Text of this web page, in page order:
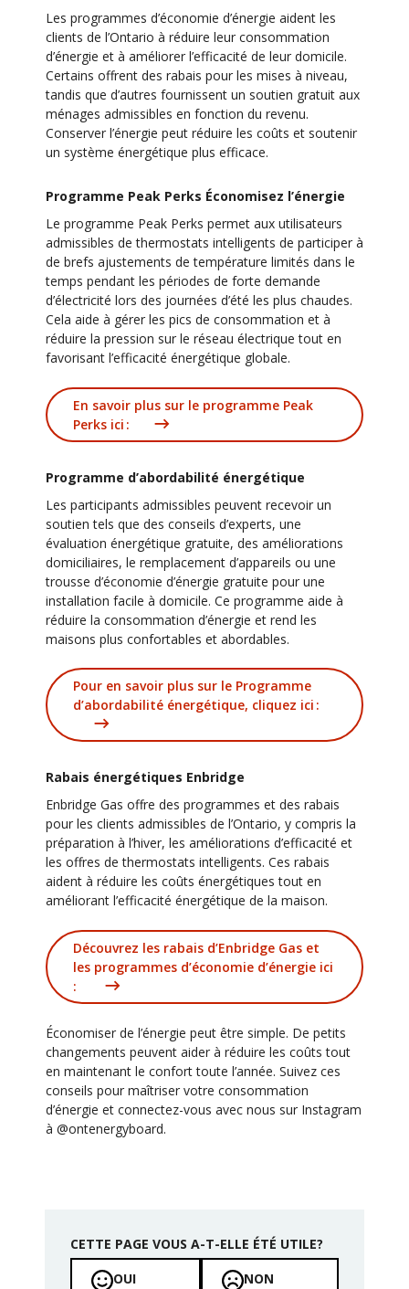
Les programmes d’économie d’énergie aident les
clients de l’Ontario à réduire leur consommation
d’énergie et à améliorer l’efficacité de leur domicile.
Certains offrent des rabais pour les mises à niveau,
tandis que d’autres fournissent un soutien gratuit aux
ménages admissibles en fonction du revenu.
Conserver l’énergie peut réduire les coûts et soutenir
un système énergétique plus efficace.
Programme Peak Perks Économisez l’énergie
Le programme Peak Perks permet aux utilisateurs
admissibles de thermostats intelligents de participer à
de brefs ajustements de température limités dans le
temps pendant les périodes de forte demande
d’électricité lors des journées d’été les plus chaudes.
Cela aide à gérer les pics de consommation et à
réduire la pression sur le réseau électrique tout en
favorisant l’efficacité énergétique globale.
En savoir plus sur le programme Peak
Perks ici :
Programme d’abordabilité énergétique
Les participants admissibles peuvent recevoir un
soutien tels que des conseils d’experts, une
évaluation énergétique gratuite, des améliorations
domiciliaires, le remplacement d’appareils ou une
trousse d’économie d’énergie gratuite pour une
installation facile à domicile. Ce programme aide à
réduire la consommation d’énergie et rend les
maisons plus confortables et abordables.
Pour en savoir plus sur le Programme
d’abordabilité énergétique, cliquez ici :
Rabais énergétiques Enbridge
Enbridge Gas offre des programmes et des rabais
pour les clients admissibles de l’Ontario, y compris la
préparation à l’hiver, les améliorations d’efficacité et
les offres de thermostats intelligents. Ces rabais
aident à réduire les coûts énergétiques tout en
améliorant l’efficacité énergétique de la maison.
Découvrez les rabais d’Enbridge Gas et
les programmes d’économie d’énergie ici
:
Économiser de l’énergie peut être simple. De petits
changements peuvent aider à réduire les coûts tout
en maintenant le confort toute l’année. Suivez ces
conseils pour maîtriser votre consommation
d’énergie et connectez-vous avec nous sur Instagram
à @ontenergyboard.
CETTE PAGE VOUS A-T-ELLE ÉTÉ UTILE?
OUI
NON